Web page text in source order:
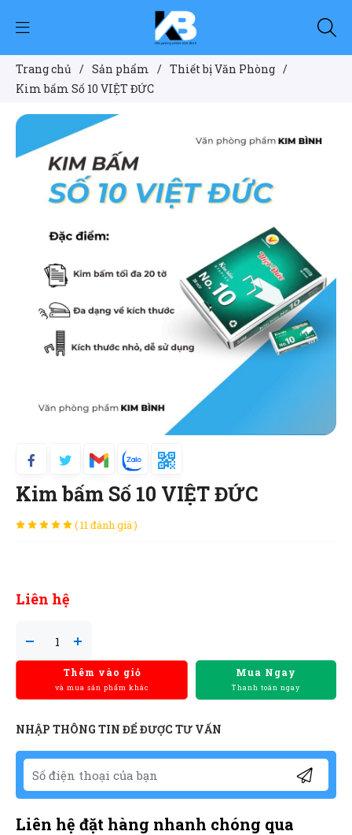
Trang chủ / Sản phẩm / Thiết bị Văn Phòng /
Kim bấm Số 10 VIỆT ĐỨC
Kim bấm Số 10 VIỆT ĐỨC
( 11 đánh giá )
Liên hệ
Thêm vào giỏ
và mua sản phẩm khác
Mua Ngay
Thanh toán ngay
NHẬP THÔNG TIN ĐỂ ĐƯỢC TƯ VẤN
Liên hệ đặt hàng nhanh chóng qua